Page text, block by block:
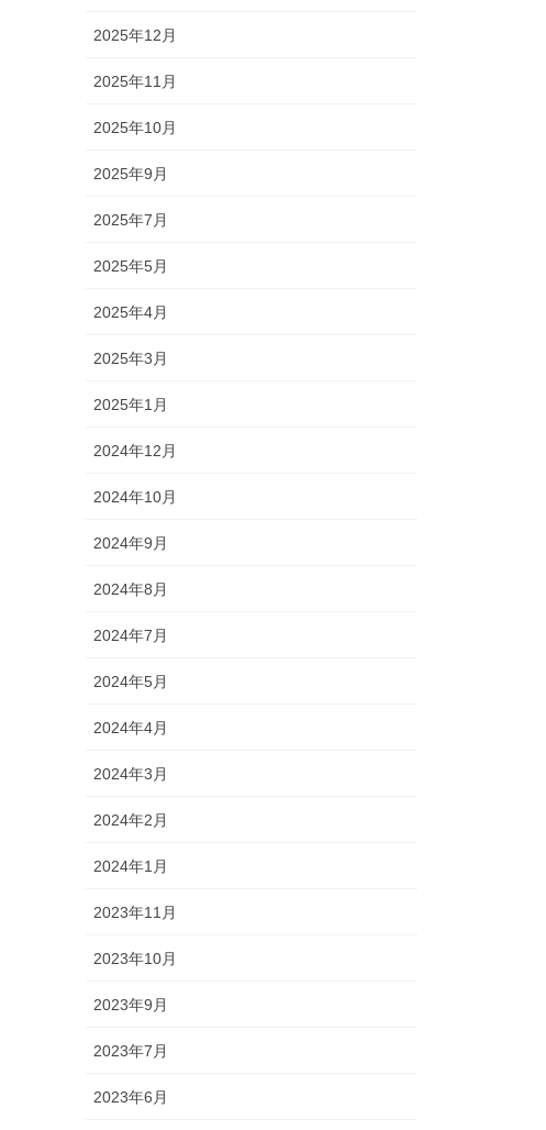
2025年12月
2025年11月
2025年10月
2025年9月
2025年7月
2025年5月
2025年4月
2025年3月
2025年1月
2024年12月
2024年10月
2024年9月
2024年8月
2024年7月
2024年5月
2024年4月
2024年3月
2024年2月
2024年1月
2023年11月
2023年10月
2023年9月
2023年7月
2023年6月